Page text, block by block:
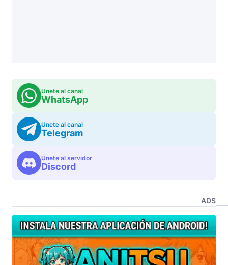
Unete al canal
WhatsApp
Unete al canal
Telegram
Unete al servidor
Discord
ADS